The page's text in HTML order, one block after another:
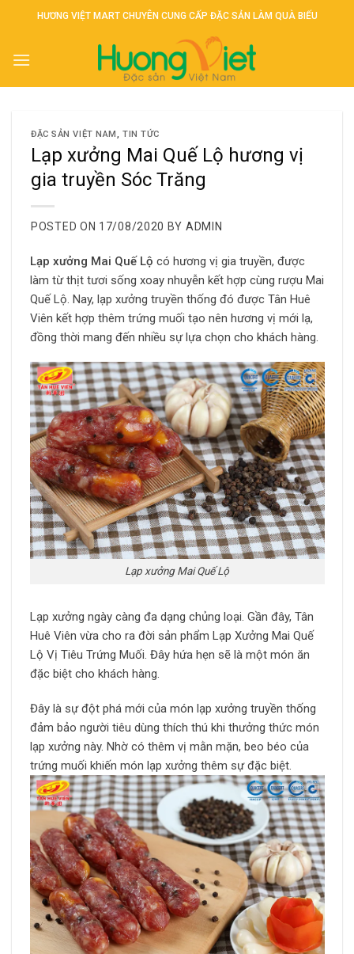
HƯƠNG VIỆT MART CHUYÊN CUNG CẤP ĐẶC SẢN LÀM QUÀ BIẾU
ĐẶC SẢN VIỆT NAM,TIN TỨC
Lạp xưởng Mai Quế Lộ hương vị
gia truyền Sóc Trăng
POSTED ON 17/08/2020 BY ADMIN
Lạp xưởng Mai Quế Lộ có hương vị gia truyền, được
làm từ thịt tươi sống xoay nhuyễn kết hợp cùng rượu Mai
Quế Lộ. Nay, lạp xưởng truyền thống đó được Tân Huê
Viên kết hợp thêm trứng muối tạo nên hương vị mới lạ,
đồng thời mang đến nhiều sự lựa chọn cho khách hàng.
Lạp xưởng Mai Quế Lộ
Lạp xưởng ngày càng đa dạng chủng loại. Gần đây, Tân
Huê Viên vừa cho ra đời sản phẩm Lạp Xưởng Mai Quế
Lộ Vị Tiêu Trứng Muối. Đây hứa hẹn sẽ là một món ăn
đặc biệt cho khách hàng.
Đây là sự đột phá mới của món lạp xưởng truyền thống
đảm bảo người tiêu dùng thích thú khi thưởng thức món
lạp xưởng này. Nhờ có thêm vị mằn mặn, beo béo của
trứng muối khiến món lạp xưởng thêm sự đặc biệt.